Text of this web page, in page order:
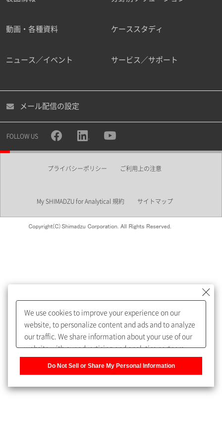
ご勤務先
職種
めします。
My SHIMADZU for Analyticalへ登録いただくと、技術情報や
取扱説明書・Webinarなどの閲覧ができます。
うになります。
動画・各種資料 ケーススタディ
ニュース／イベント サービス／サポート
メール配信の設定
FOLLOW US
プライバシーポリシー ご利用上の注意
My SHIMADZU for Analytical 規約 サイトマップ
We use cookies to improve your experience on our
website, to personalize content and ads and to analyze
our traffic. We share information about your use of our
website with our advertising and analytics partners,
Do Not Sell or Share My Personal Information